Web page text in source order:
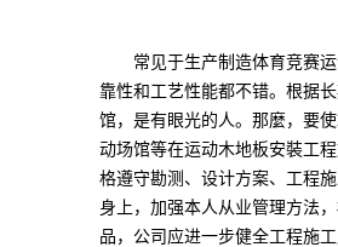
常见于生产制造体育竞赛运
靠性和工艺性能都不错。根据
馆，是有眼光的人。那麼，要
动场馆等在运动木地板安裝工
格遵守勘测、设计方案、工程
身上，加强本人从业管理方法
品，公司应进一步健全工程施